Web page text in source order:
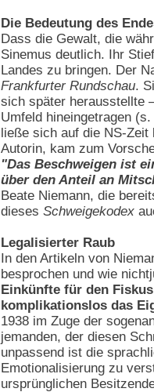
Die Bedeutung des
Dass die Gewalt, die
Sinemus deutlich. Ihr
Landes zu bringen. Der
Frankfurter Rundschau.
sich später herausstellte
Umfeld hineingetragen
ließe sich auf die NS-Zeit
Autorin, kam zum
"Das Beschweigen ist
über den Anteil an
Beate Niemann, die
dieses Schweigekodex
Legalisierter Raub
In den Artikeln von
besprochen und wie
Einkünfte für den
komplikationslos das
1938 im Zuge der
jemanden, der diesen
unpassend ist die
Emotionalisierung zu
ursprünglichen